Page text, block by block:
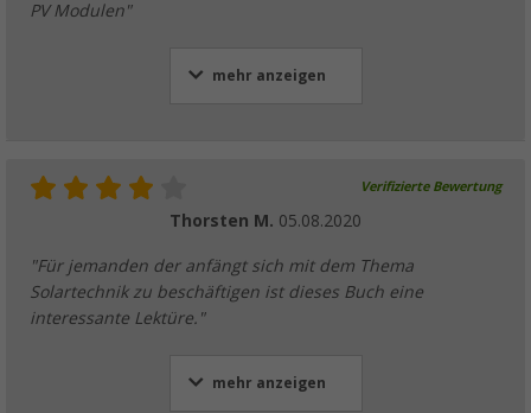
PV Modulen"
mehr anzeigen
Verifizierte Bewertung
Thorsten M. 05.08.2020
"Für jemanden der anfängt sich mit dem Thema
Solartechnik zu beschäftigen ist dieses Buch eine
interessante Lektüre."
mehr anzeigen